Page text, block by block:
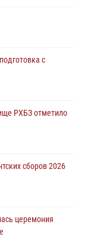
с
РХБЗ отметило
сборов 2026
церемония